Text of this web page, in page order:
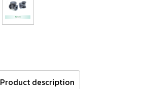
Product description